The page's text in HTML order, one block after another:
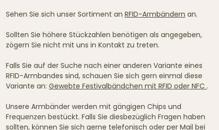
Sehen Sie sich unser Sortiment an RFID-Armbändern an.
Sollten Sie höhere Stückzahlen benötigen als angegeben,
zögern Sie nicht mit uns in Kontakt zu treten.
Falls Sie auf der Suche nach einer anderen Variante eines
RFID-Armbandes sind, schauen Sie sich gern einmal diese
Variante an: Gewebte Festivalbändchen mit RFID oder NFC .
Unsere Armbänder werden mit gängigen Chips und
Frequenzen bestückt. Falls Sie diesbezüglich Fragen haben
sollten, können Sie sich gerne telefonisch oder per Mail bei